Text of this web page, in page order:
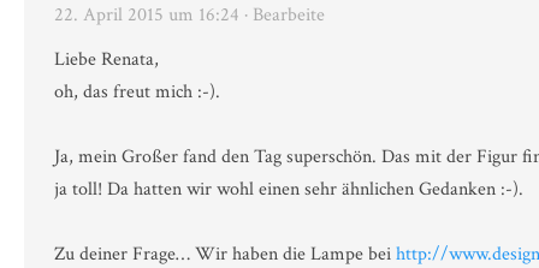
22. April 2015 um 16:24 · Bearbeite
Liebe Renata,
oh, das freut mich :-).
Ja, mein Großer fand den Tag superschön. Das mit der Figur
ja toll! Da hatten wir wohl einen sehr ähnlichen Gedanken :-).
Zu deiner Frage… Wir haben die Lampe beihttp://